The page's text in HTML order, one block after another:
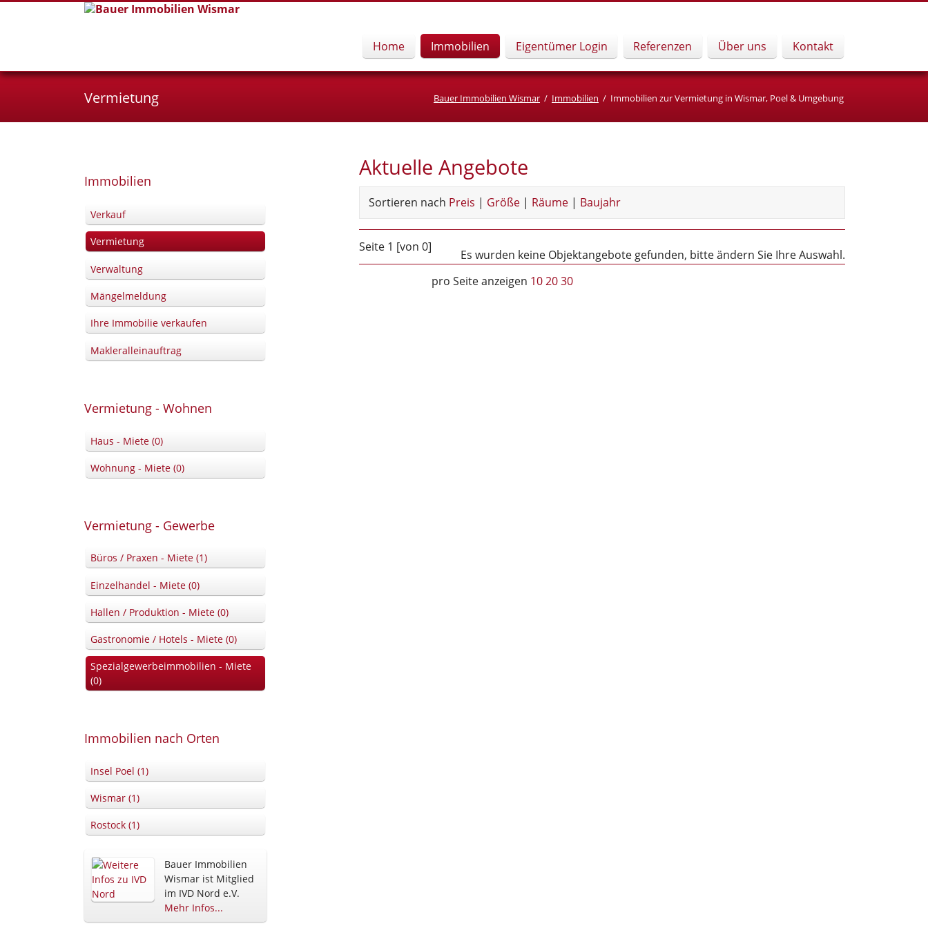
Home Immobilien Eigentümer Login Referenzen Über uns Kontakt
Vermietung Bauer Immobilien Wismar Immobilien Immobilien zur Vermietung in Wismar, Poel & Umgebung
Aktuelle Angebote
Sortieren nach Preis | Größe| Räume| Baujahr
Seite 1 [von 0]
Es wurden keine Objektangebote gefunden, bitte ändern Sie Ihre Auswahl.
pro Seite anzeigen 10 20 30
Navigation
Immobilien
Verkauf
Vermietung
Verwaltung
Mängelmeldung
Ihre Immobilie verkaufen
Makleralleinauftrag
Vermietung - Wohnen
Haus - Miete (0)
Wohnung - Miete (0)
Vermietung - Gewerbe
Büros / Praxen - Miete (1)
Einzelhandel - Miete (0)
Hallen / Produktion - Miete (0)
Gastronomie / Hotels - Miete (0)
Spezialgewerbeimmobilien - Miete
(0)
Immobilien nach Orten
Insel Poel (1)
Wismar (1)
Rostock (1)
Bauer Immobilien
Wismar ist Mitglied
im IVD Nord e.V.
Mehr Infos...